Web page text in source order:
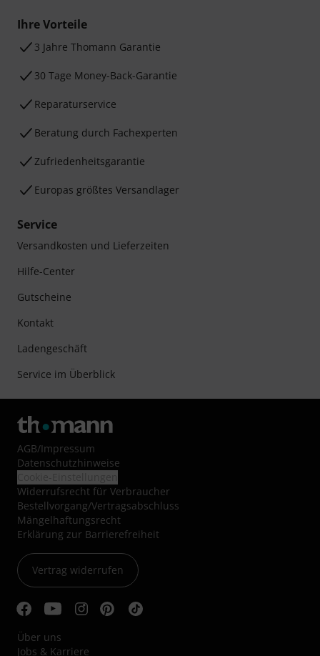
Ihre Vorteile
3 Jahre Thomann Garantie
30 Tage Money-Back-Garantie
Reparaturservice
Beratung durch Fachexperten
Zufriedenheitsgarantie
Europas größtes Versandlager
Service
Versandkosten und Lieferzeiten
Hilfe-Center
Gutscheine
Kontakt
Ladengeschäft
Service im Überblick
AGB/Impressum
Datenschutzhinweise
Widerrufsrecht für Verbraucher
Bestellvorgang/Vertragsabschluss
Mängelhaftungsrecht
Erklärung zur Barrierefreiheit
Vertrag widerrufen
Über uns
Jobs & Karriere